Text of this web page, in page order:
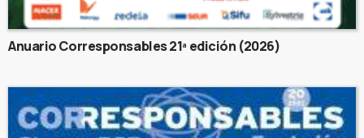
Anuario Corresponsables 21ª edición (2026)